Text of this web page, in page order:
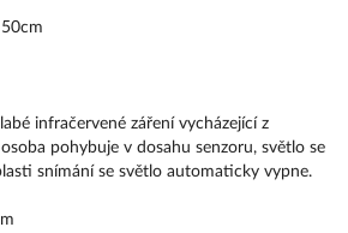
infračervené záření vycházející z
pohybuje v dosahu senzoru, světlo se
snímání se světlo automaticky vypne.